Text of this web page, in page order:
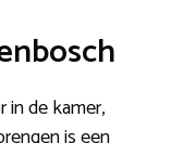
in de kamer,